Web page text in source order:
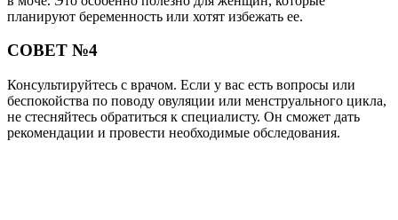
планируют беременность или хотят избежать ее.
СОВЕТ №4
Консультируйтесь с врачом. Если у вас есть вопросы или
беспокойства по поводу овуляции или менструального цикла,
не стесняйтесь обратиться к специалисту. Он сможет дать
рекомендации и провести необходимые обследования.